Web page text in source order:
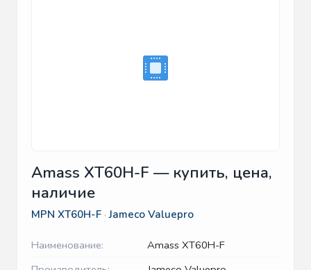
Amass XT60H-F — купить, цена,
наличие
MPN XT60H-F · Jameco Valuepro
Наименование:
Amass XT60H-F